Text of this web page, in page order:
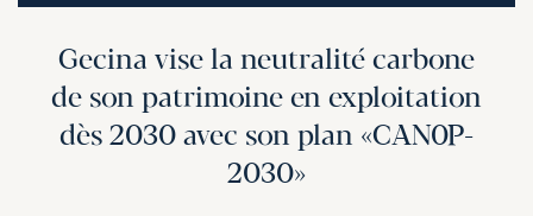
Gecina vise la neutralité carbone
de son patrimoine en exploitation
dès 2030 avec son plan «CAN0P-
2030»